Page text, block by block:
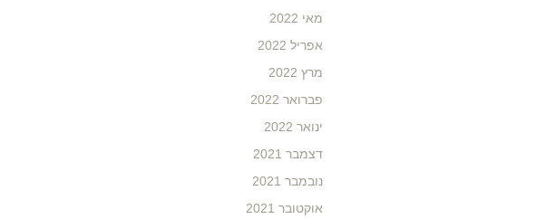
מאי 2022
אפריל 2022
מרץ 2022
פברואר 2022
ינואר 2022
דצמבר 2021
נובמבר 2021
אוקטובר 2021